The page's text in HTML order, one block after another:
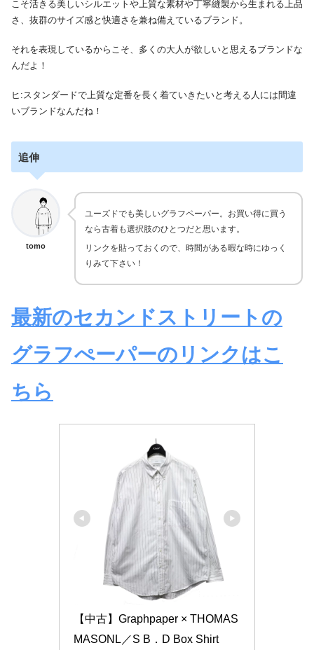
こそ活きる美しいシルエットや上質な素材や丁寧縫製から生まれる上品
さ、抜群のサイズ感と快適さを兼ね備えているブランド。
それを表現しているからこそ、多くの大人が欲しいと思えるブランドな
んだよ！
ヒ:スタンダードで上質な定番を長く着ていきたいと考える人には間違
いブランドなんだね！
追伸
tomo
ユーズドでも美しいグラフペーパー。お買い得に買う
なら古着も選択肢のひとつだと思います。
リンクを貼っておくので、時間がある暇な時にゆっく
りみて下さい！
最新のセカンドストリートの
グラフぺーパーのリンクはこ
ちら
【中古】Graphpaper × THOMAS
MASONL／S B．D Box Shirt